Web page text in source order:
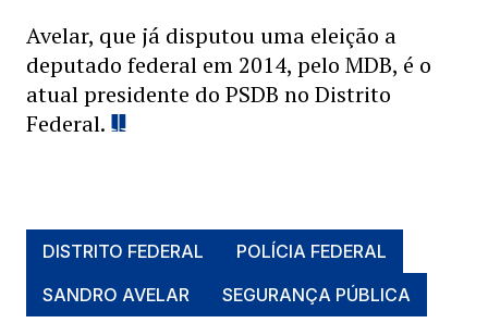
Avelar, que já disputou uma eleição a
deputado federal em 2014, pelo MDB, é o
atual presidente do PSDB no Distrito
Federal.
DISTRITO FEDERAL
POLÍCIA FEDERAL
SANDRO AVELAR
SEGURANÇA PÚBLICA